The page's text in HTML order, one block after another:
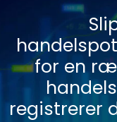
for en
registrerer